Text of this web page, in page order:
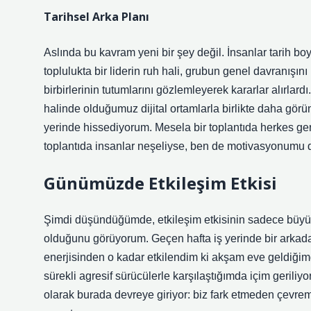
Tarihsel Arka Planı
Aslında bu kavram yeni bir şey değil. İnsanlar tarih
toplulukta bir liderin ruh hali, grubun genel
birbirlerinin tutumlarını gözlemleyerek kararlar
halinde olduğumuz dijital ortamlarla birlikte daha
yerinde hissediyorum. Mesela bir toplantıda herkes
toplantıda insanlar neşeliyse, ben de
Günümüzde Etkileşim Etkisi
Şimdi düşündüğümde, etkileşim etkisinin sadece
olduğunu görüyorum. Geçen hafta iş yerinde bir
enerjisinden o kadar etkilendim ki akşam eve
sürekli agresif sürücülerle karşılaştığımda içim
olarak burada devreye giriyor: biz fark etmeden